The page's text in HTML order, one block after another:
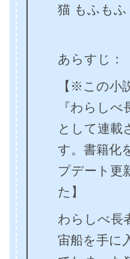
猫 もふもふ
あらすじ：
【※この小
『わらしべ
として連載
す。書籍化
プデート更
た】
わらしべ長
宙船を手に